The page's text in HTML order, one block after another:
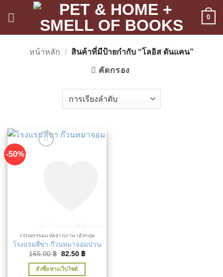
0
หน้าหลัก / สินค้าที่มีป้ายกำกับ “โลอิส ดันแคน”
คัดกรอง
-50%
วรรณกรรมแปลจากภาษาอังกฤษ
โรงแรมสี่ขา ก๊วนหมาจอมป่วน
165.00฿ Original
was:
165.00 ฿.
82.50 ฿Current
สั่งซื้อทางเว็บไซต์